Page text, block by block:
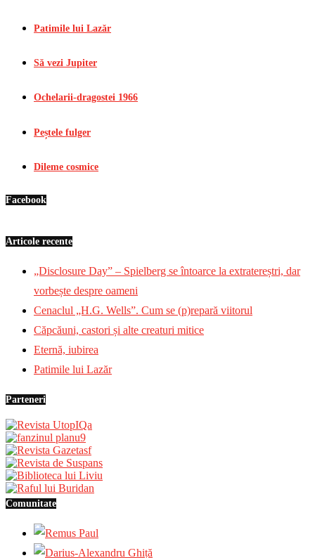
Patimile lui Lazăr
Să vezi Jupiter
Ochelarii-dragostei 1966
Peștele fulger
Dileme cosmice
Facebook
Articole recente
„Disclosure Day” – Spielberg se întoarce la extratereștri, dar
vorbește despre oameni
Cenaclul „H.G. Wells”. Cum se (p)repară viitorul
Căpcăuni, castori și alte creaturi mitice
Eternă, iubirea
Patimile lui Lazăr
Parteneri
Comunitate